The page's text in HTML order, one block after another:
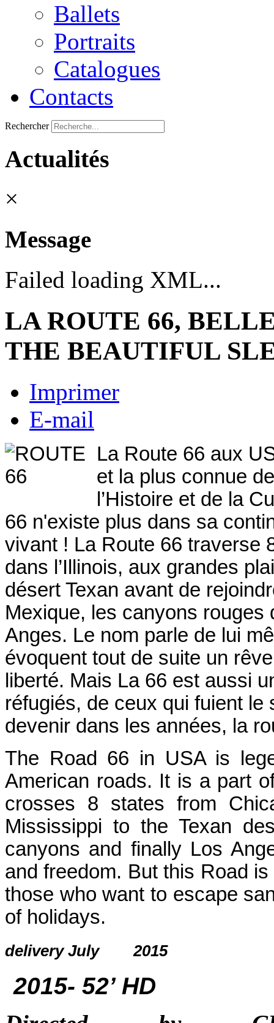
Ballets
Portraits
Catalogues
Contacts
Rechercher
Actualités
×
Message
Failed loading XML...
LA ROUTE 66,
THE BEAUTIFUL
Imprimer
E-mail
La Route 66 aux
et la plus connue
l’Histoire et de la
66 n'existe plus dans sa
vivant ! La Route 66 traverse
dans l’Illinois, aux grandes
désert Texan avant de
Mexique, les canyons
Anges. Le nom parle de lui
évoquent tout de suite un
liberté. Mais La 66 est aussi
réfugiés, de ceux qui fuient
devenir dans les années, la
The Road 66 in USA is
American roads. It is a part
crosses 8 states from
Mississippi to the Texan
canyons and finally Los
and freedom. But this Road
those who want to escape
of holidays.
delivery July
2015- 52’ HD